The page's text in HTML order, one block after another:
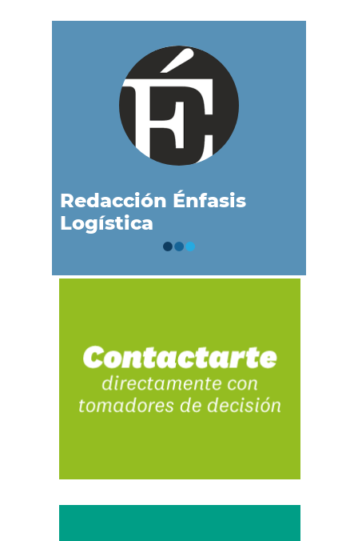
Redacción Énfasis
Logística